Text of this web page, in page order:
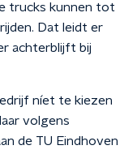
trucks kunnen tot
Dat leidt er
achterblijft bij
níet te kiezen
volgens
de TU Eindhoven